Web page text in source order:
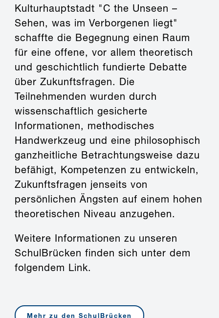
Kulturhauptstadt "C the Unseen –
Sehen, was im Verborgenen liegt"
schaffte die Begegnung einen Raum
für eine offene, vor allem theoretisch
und geschichtlich fundierte Debatte
über Zukunftsfragen. Die
Teilnehmenden wurden durch
wissenschaftlich gesicherte
Informationen, methodisches
Handwerkzeug und eine philosophisch
ganzheitliche Betrachtungsweise dazu
befähigt, Kompetenzen zu entwickeln,
Zukunftsfragen jenseits von
persönlichen Ängsten auf einem hohen
theoretischen Niveau anzugehen.
Weitere Informationen zu unseren
SchulBrücken finden sich unter dem
folgendem Link.
Mehr zu den SchulBrücken